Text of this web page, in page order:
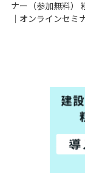
ナー（参加無料）
｜オンラインセミ